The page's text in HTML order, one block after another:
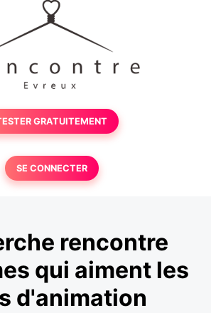
GRATUITEMENT
SE CONNECTER
rencontre
qui aiment les
d'animation